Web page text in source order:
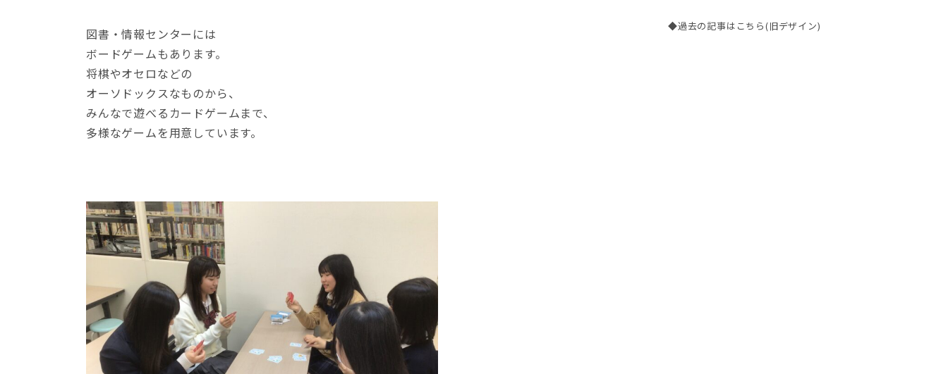
図書・情報センターには
ボードゲームもあります。
将棋やオセロなどの
オーソドックスなものから、
みんなで遊べるカードゲームまで、
多様なゲームを用意しています。
◆過去の記事はこちら(旧デザイン)